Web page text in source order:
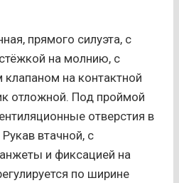
прямого силуэта, с
на молнию, с
на контактной
отложной. Под проймой
отверстия в
втачной, с
и фиксацией на
по ширине